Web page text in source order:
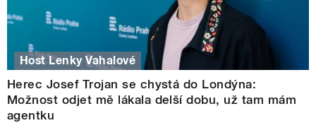
Host Lenky Vahalové
Herec Josef Trojan se chystá do Londýna:
Možnost odjet mě lákala delší dobu, už tam mám
agentku